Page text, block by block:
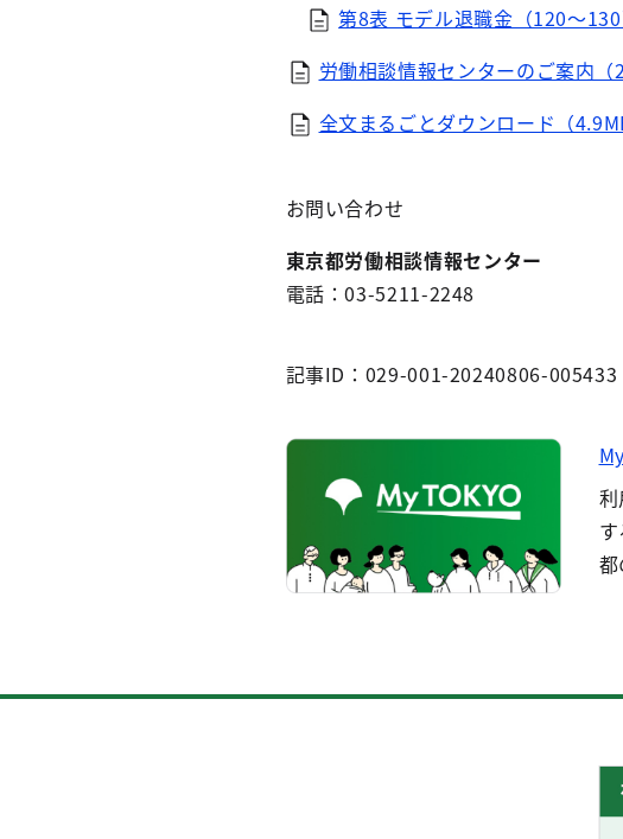
第8表 モデル退職金（120～130
労働相談情報センターのご案内（
全文まるごとダウンロード（
お問い合わせ
東京都労働相談情報センター
電話：03-5211-2248
記事ID：029-001-20240806-005433
都